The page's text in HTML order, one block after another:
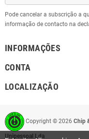
Pode cancelar a subscrição a
informação de contacto na
INFORMAÇÕES
CONTA
LOCALIZAÇÃO
Copyright © 2026 Chip
Unipessoal Lda